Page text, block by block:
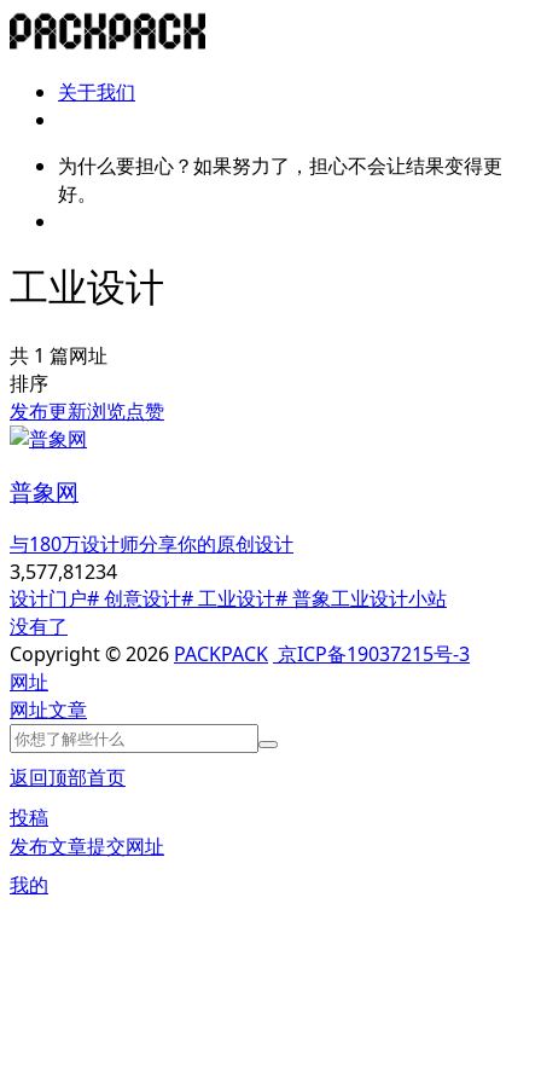
关于我们
为什么要担心？如果努力了，担心不会让结果变得更
好。
工业设计
共 1 篇网址
排序
发布更新浏览点赞
普象网
与180万设计师分享你的原创设计
3,577,81234
设计门户# 创意设计# 工业设计# 普象工业设计小站
没有了
Copyright © 2026 PACKPACK 京ICP备19037215号-3
网址
网址文章
返回顶部首页
投稿
发布文章提交网址
我的